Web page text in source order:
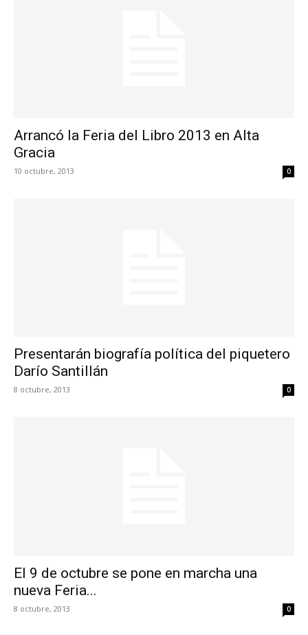
Arrancó la Feria del Libro 2013 en Alta
Gracia
10 octubre, 2013 0
Presentarán biografía política del piquetero
Darío Santillán
8 octubre, 2013 0
El 9 de octubre se pone en marcha una
nueva Feria...
8 octubre, 2013 0